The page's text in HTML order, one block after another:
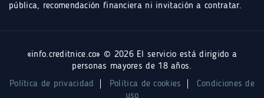
pública, recomendación financiera ni invitación a contratar.
«info.creditnice.co» © 2026 El servicio está dirigido a
personas mayores de 18 años.
Política de privacidad
Política de cookies
Condiciones de
uso